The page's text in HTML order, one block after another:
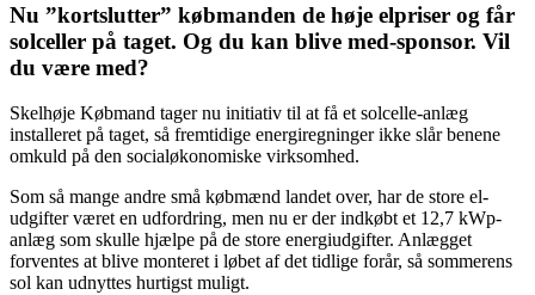
Nu ”kortslutter” købmanden de høje elpriser og får
solceller på taget. Og du kan blive med-sponsor. Vil
du være med?
Skelhøje Købmand tager nu initiativ til at få et solcelle-anlæg
installeret på taget, så fremtidige energiregninger ikke slår benene
omkuld på den socialøkonomiske virksomhed.
Som så mange andre små købmænd landet over, har de store el-
udgifter været en udfordring, men nu er der indkøbt et 12,7 kWp-
anlæg som skulle hjælpe på de store energiudgifter. Anlægget
forventes at blive monteret i løbet af det tidlige forår, så sommerens
sol kan udnyttes hurtigst muligt.